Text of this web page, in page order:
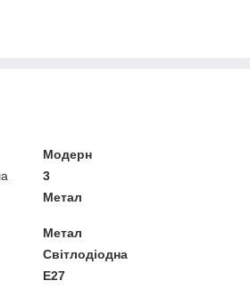
Модерн
3
Метал
Метал
Світлодіодна
E27